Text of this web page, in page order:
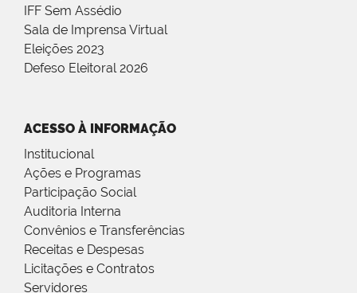
IFF Sem Assédio
Sala de Imprensa Virtual
Eleições 2023
Defeso Eleitoral 2026
ACESSO À INFORMAÇÃO
Institucional
Ações e Programas
Participação Social
Auditoria Interna
Convênios e Transferências
Receitas e Despesas
Licitações e Contratos
Servidores